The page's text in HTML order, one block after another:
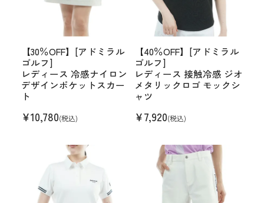
【30％OFF】[アドミラル
ゴルフ]
レディース 冷感ナイロン
デザインポケットスカー
ト
¥10,780(税込)
【40％OFF】[アドミラル
ゴルフ]
レディース 接触冷感 ジオ
メタリックロゴ モックシ
ャツ
¥7,920(税込)